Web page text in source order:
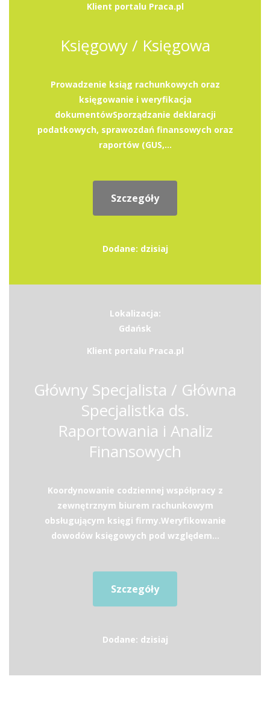
Klient portalu Praca.pl
Księgowy / Księgowa
Prowadzenie ksiąg rachunkowych oraz
księgowanie i weryfikacja
dokumentówSporządzanie deklaracji
podatkowych, sprawozdań finansowych oraz
raportów (GUS,...
Szczegóły
Dodane: dzisiaj
Lokalizacja:
Gdańsk
Klient portalu Praca.pl
Główny Specjalista / Główna
Specjalistka ds.
Raportowania i Analiz
Finansowych
Koordynowanie codziennej współpracy z
zewnętrznym biurem rachunkowym
obsługującym księgi firmy.Weryfikowanie
dowodów księgowych pod względem...
Szczegóły
Dodane: dzisiaj